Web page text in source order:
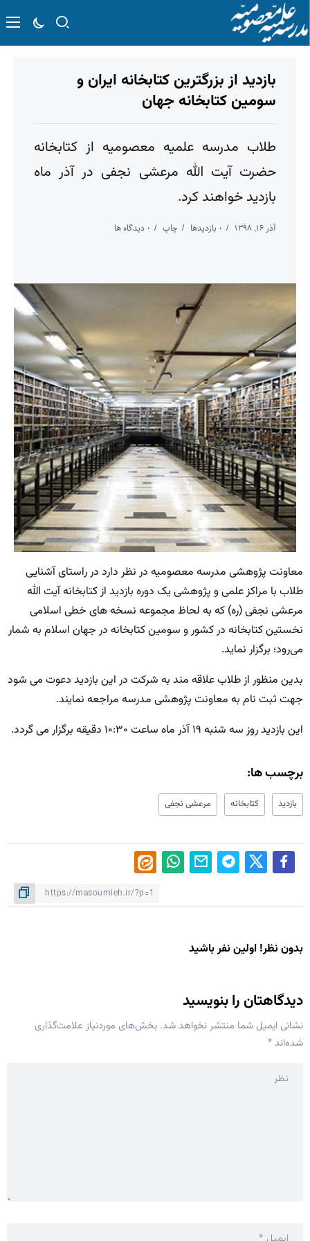
بازدید از بزرگترین کتابخانه ایران و
سومین کتابخانه جهان
طلاب مدرسه علمیه معصومیه از کتابخانه
حضرت آیت الله مرعشی نجفی در آذر ماه
بازدید خواهند کرد.
آذر ۱۶, ۱۳۹۸ ۰ بازدیدها چاپ ۰ دیدگاه ها
معاونت پژوهشی مدرسه معصومیه در نظر دارد در راستای آشنایی
طلاب با مراکز علمی و پژوهشی یک دوره بازدید از کتابخانه آیت الله
مرعشی نجفی (ره) که به لحاظ مجموعه نسخه های خطی اسلامی
نخستین کتابخانه در کشور و سومین کتابخانه در جهان اسلام به شمار
می‌رود؛ برگزار نماید.
بدین منظور از طلاب علاقه مند به شرکت در این بازدید دعوت می شود
جهت ثبت نام به معاونت پژوهشی مدرسه مراجعه نمایند.
این بازدید روز سه شنبه ۱۹ آذر ماه ساعت ۱۰:۳۰ دقیقه برگزار می گردد.
برچسب ها:
بازدید کتابخانه مرعشی نجفی
بدون نظر! اولین نفر باشید
دیدگاهتان را بنویسید
نشانی ایمیل شما منتشر نخواهد شد. بخش‌های موردنیاز علامت‌گذاری
شده‌اند*